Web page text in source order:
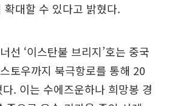
대할 수 있다고 밝혔다.
선 ‘이스탄불 브리지’호는 중국
토우까지 북극항로를 통해 20
. 이는 수에즈운하나 희망봉 경